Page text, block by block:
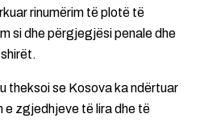
rinumërim të plotë të
si dhe përgjegjësi penale dhe
theksoi se Kosova ka ndërtuar
e zgjedhjeve të lira dhe të